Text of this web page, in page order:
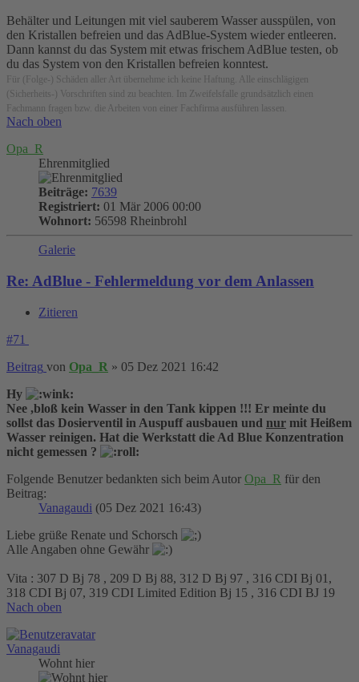
Behälter und Leitungen mit viel sauberem Wasser ausspülen, von
den Kristallen befreien und das AdBlue-System wieder entleeren.
Dann kannst du das System mit etwas frischem AdBlue testen, ob
du das System von den Kristallen befreien konntest.
Für (Folge-) Schäden aller Art übernehme ich keine Haftung. Alle einschlägigen
(Sicherheits-) Vorschriften sind zu beachten. Im Zweifelsfalle grundsätzlich einen
Fachmann fragen bzw. die Arbeiten von einer Fachfirma ausführen lassen.
Nach oben
Opa_R
Ehrenmitglied
Beiträge: 7639
Registriert: 01 Mär 2006 00:00
Wohnort: 56598 Rheinbrohl
Galerie
Re: AdBlue - Fehlermeldung vor dem Anlassen
Zitieren
#71
Beitrag von Opa_R » 05 Dez 2021 16:42
Hy
Nee ,bloß kein Wasser in den Tank kippen !!! Er meinte du
sollst das Dosierventil in Auspuff ausbauen und nur mit Heißem
Wasser reinigen. Hat die Werkstatt die Ad Blue Konzentration
nicht gemessen ?
Folgende Benutzer bedankten sich beim Autor Opa_R für den
Beitrag:
Vanagaudi (05 Dez 2021 16:43)
Liebe grüße Renate und Schorsch
Alle Angaben ohne Gewähr
Vita : 307 D Bj 78 , 209 D Bj 88, 312 D Bj 97 , 316 CDI Bj 01,
318 CDI Bj 07, 319 CDI Limited Edition Bj 15 , 316 CDI BJ 19
Nach oben
Vanagaudi
Wohnt hier